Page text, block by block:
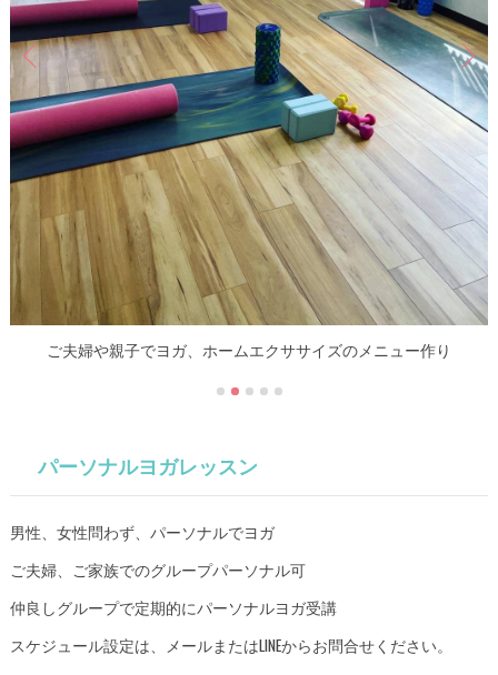
ご夫婦や親子でヨガ、ホームエクササイズのメニュー作り
パーソナルヨガレッスン
男性、女性問わず、パーソナルでヨガ
ご夫婦、ご家族でのグループパーソナル可
仲良しグループで定期的にパーソナルヨガ受講
スケジュール設定は、メールまたはLINEからお問合せください。